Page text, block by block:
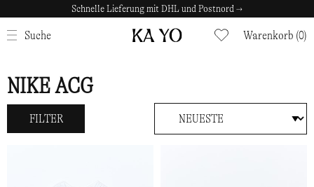
Schnelle Lieferung mit DHL und Postnord →
Sichere Zahlungen mit Klarna →
Suche Warenkorb (0)
SCHLIESSEN
NIKE ACG
FILTER